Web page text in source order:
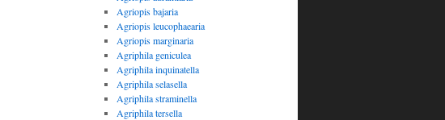
Agriopis bajaria
Agriopis leucophaearia
Agriopis marginaria
Agriphila geniculea
Agriphila inquinatella
Agriphila selasella
Agriphila straminella
Agriphila tersella